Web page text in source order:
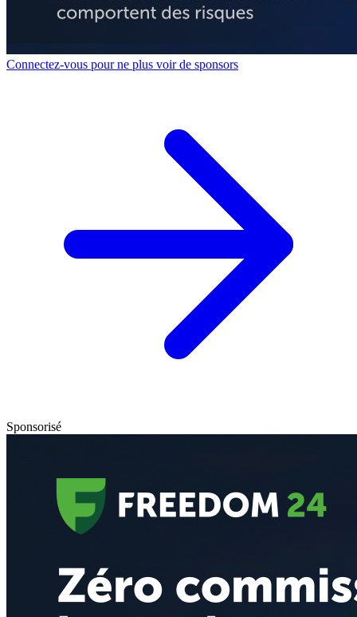
Connectez-vous pour ne plus voir de sponsors
Sponsorisé